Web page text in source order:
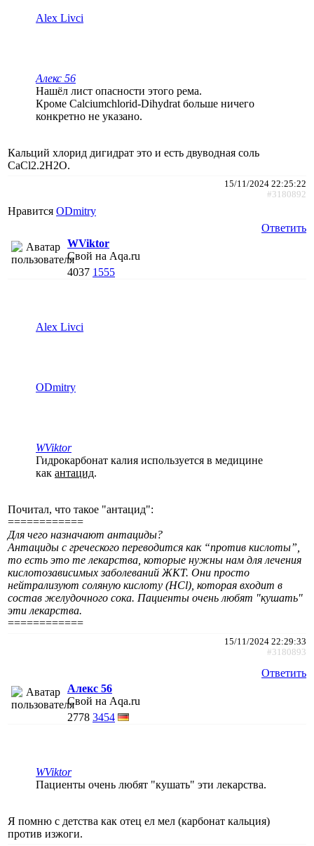
Alex Livci
Алекс 56
Нашёл лист опасности этого рема.
Кроме Calciumchlorid-Dihydrat больше ничего
конкретно не указано.
Кальций хлорид дигидрат это и есть двуводная соль
CaCl2.2H2O.
15/11/2024 22:25:22
#3180892
Нравится ODmitry
Ответить
WViktor
Свой на Aqa.ru
4037 1555
Alex Livci
ODmitry
WViktor
Гидрокарбонат калия используется в медицине
как антацид.
Почитал, что такое "антацид":
============
Для чего назначают антациды?
Антациды с греческого переводится как “против кислоты”,
то есть это те лекарства, которые нужны нам для лечения
кислотозависимых заболеваний ЖКТ. Они просто
нейтрализуют соляную кислоту (HCl), которая входит в
состав желудочного сока. Пациенты очень любят "кушать"
эти лекарства.
============
15/11/2024 22:29:33
#3180893
Ответить
Алекс 56
Свой на Aqa.ru
2778 3454
WViktor
Пациенты очень любят "кушать" эти лекарства.
Я помню с детства как отец ел мел (карбонат кальция)
против изжоги.